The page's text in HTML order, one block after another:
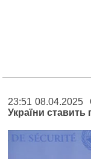
23:51 08.04.2025
України ставить